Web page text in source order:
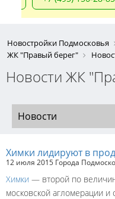
Новостройки Подмосковья
ЖК "Правый берег"
Новости ЖК
Новости
Химки лидируют в
12 июля 2015 Города
Химки — второй по
московской агломерации